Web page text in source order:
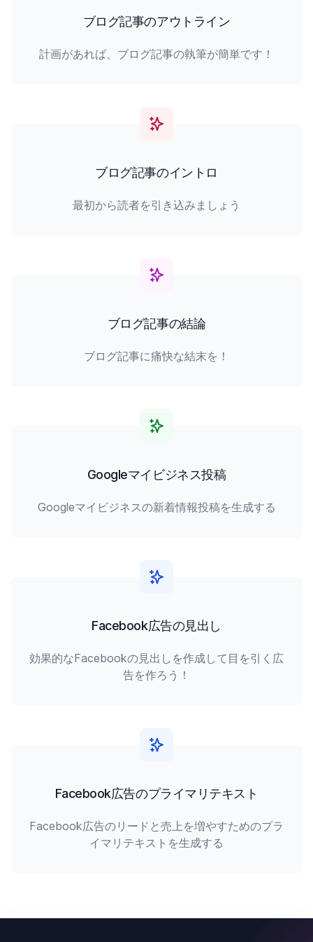
ブログ記事のアウトライン
計画があれば、ブログ記事の執筆が簡単です！
ブログ記事のイントロ
最初から読者を引き込みましょう
ブログ記事の結論
ブログ記事に痛快な結末を！
Googleマイビジネス投稿
Googleマイビジネスの新着情報投稿を生成する
Facebook広告の見出し
効果的なFacebookの見出しを作成して目を引く広
告を作ろう！
Facebook広告のプライマリテキスト
Facebook広告のリードと売上を増やすためのプラ
イマリテキストを生成する